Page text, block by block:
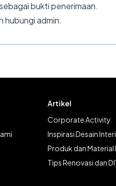
bukti penerimaan.
hubungi admin.
Artikel
Corporate Activity
Inspirasi Desain
Produk dan Material
Tips Renovasi dan